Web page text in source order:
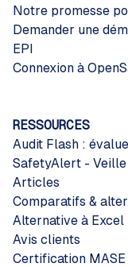
Notre promesse
Demander une
EPI
Connexion à
RESSOURCES
Audit Flash :
SafetyAlert -
Articles
Comparatifs &
Alternative à Excel
Avis clients
Certification MASE